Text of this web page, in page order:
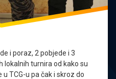
i poraz, 2 pobjede i 3
turnira od kako su
TCG-u pa čak i skroz do